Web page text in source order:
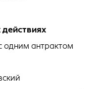
действиях
одним антрактом